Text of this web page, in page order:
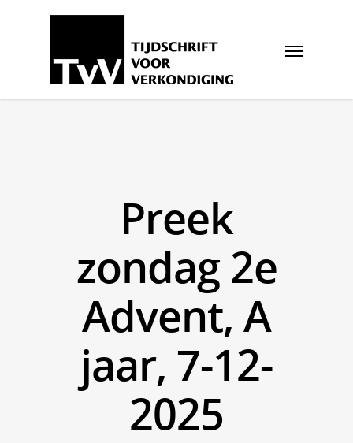
Preek
zondag 2e
Advent, A
jaar, 7-12-
2025